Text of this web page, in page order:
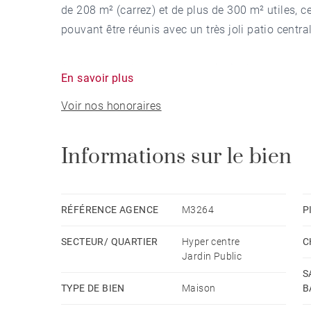
de 208 m² (carrez) et de plus de 300 m² utiles,
pouvant être réunis avec un très joli patio
belles prestations anciennes, (cheminée et
salle à manger un salon pouvant devenir une
Au rez-de-chaussée et indépendant, un
principal ou être une source de revenu
Un garage pour deux voitures, une cave et une
En savoir plus
Voir nos honoraires
Informations sur le bien
RÉFÉRENCE AGENCE M3264
SECTEUR/ QUARTIER
Hyper centre
Jardin Public
TYPE DE BIEN Maison